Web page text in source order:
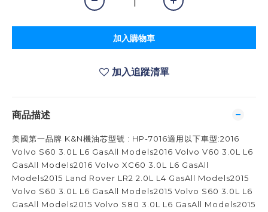
加入購物車
加入追蹤清單
商品描述
美國第一品牌 K&N機油芯型號 : HP-7016適用以下車型:2016
Volvo S60 3.0L L6 GasAll Models2016 Volvo V60 3.0L L6
GasAll Models2016 Volvo XC60 3.0L L6 GasAll
Models2015 Land Rover LR2 2.0L L4 GasAll Models2015
Volvo S60 3.0L L6 GasAll Models2015 Volvo S60 3.0L L6
GasAll Models2015 Volvo S80 3.0L L6 GasAll Models2015